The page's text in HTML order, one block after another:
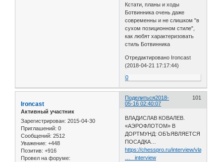
Кстати, планы и ходы
Ботвинника очень даже
современны и не слишком "в
сухом позиционном стиле",
как любят характеризовать
стиль Ботвинника
Отредактировано Ironcast
(2018-04-21 17:17:44)
0
Поделиться 101
2018-
05-16 02:40:07
Ironcast
Активный участник
Зарегистрирован: 2015-04-30
Приглашений: 0
Сообщений: 2512
Уважение: +448
Позитив: +916
Провел на форуме:
ВЛАДИСЛАВ КОВАЛЕВ.
«АЭРОФЛОТОМ» В
ДОРТМУНД: ОБЪЯВЛЯЕТСЯ
ПОСАДКА…
https://chesspro.ru/interview/vladislav
… _interview